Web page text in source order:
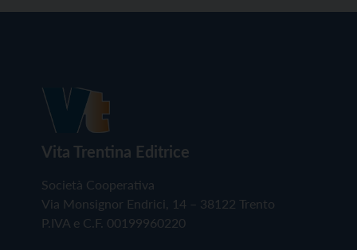
Vita Trentina Editrice
Società Cooperativa
Via Monsignor Endrici, 14 – 38122 Trento
P.IVA e C.F. 00199960220